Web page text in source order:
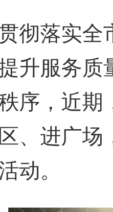
落实全
升服务质
序，近期
、进广
动。